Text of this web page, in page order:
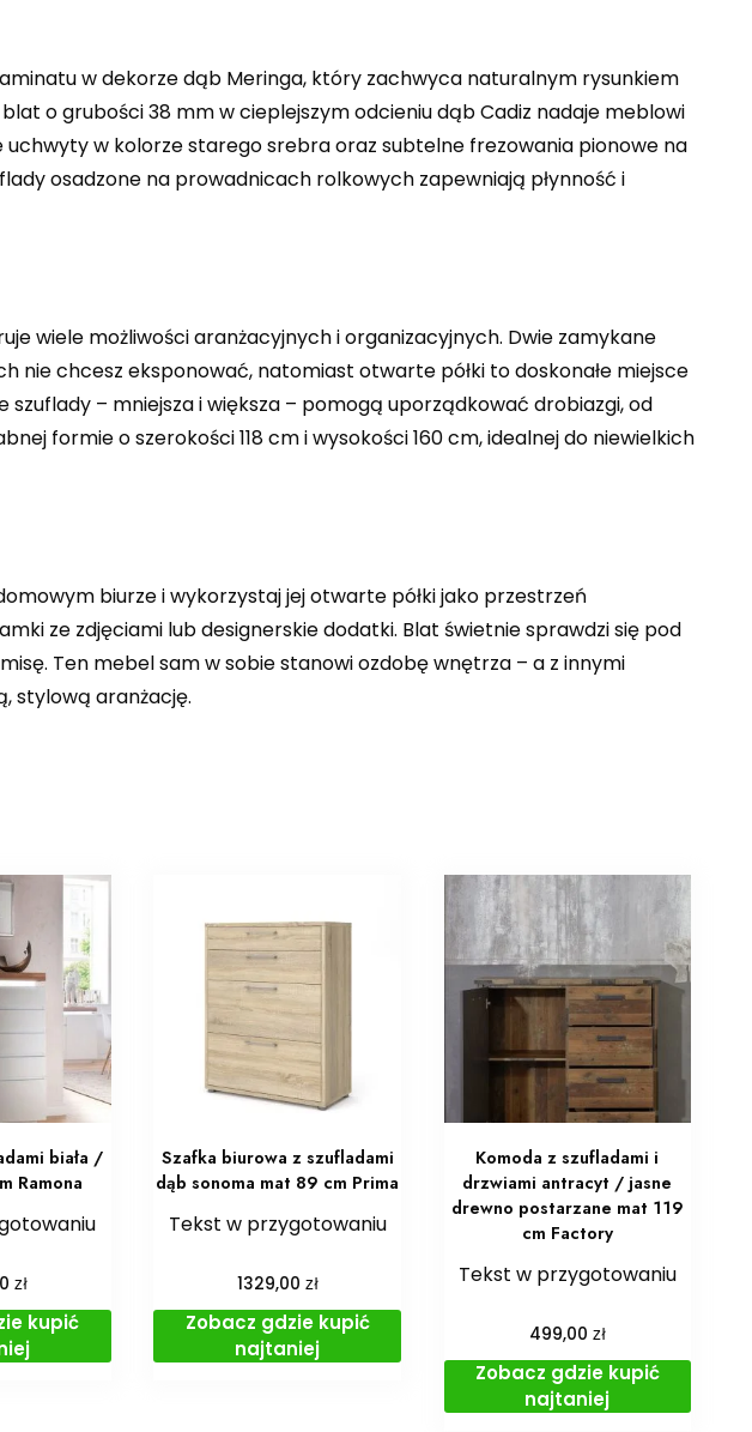
w dekorze dąb Meringa, który zachwyca naturalnym rysunkiem
o grubości 38 mm w cieplejszym odcieniu dąb Cadiz nadaje meblowi
w kolorze starego srebra oraz subtelne frezowania pionowe na
osadzone na prowadnicach rolkowych zapewniają płynność i
wiele możliwości aranżacyjnych i organizacyjnych. Dwie zamykane
nie chcesz eksponować, natomiast otwarte półki to doskonałe miejsce
szuflady – mniejsza i większa – pomogą uporządkować drobiazgi, od
formie o szerokości 118 cm i wysokości 160 cm, idealnej do niewielkich
biurze i wykorzystaj jej otwarte półki jako przestrzeń
ze zdjęciami lub designerskie dodatki. Blat świetnie sprawdzi się pod
Ten mebel sam w sobie stanowi ozdobę wnętrza – a z innymi
stylową aranżację.
biała /
Ramona
zł
kupić
Szafka biurowa z szufladami
dąb sonoma mat 89 cm Prima
Tekst w przygotowaniu
1329,00 zł
Zobacz gdzie kupić
najtaniej
Komoda z szufladami i
drzwiami antracyt / jasne
drewno postarzane mat 119
cm Factory
Tekst w przygotowaniu
499,00 zł
Zobacz gdzie kupić
najtaniej